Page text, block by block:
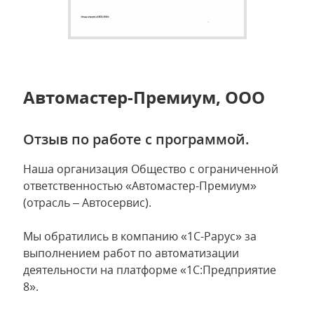
Автомастер-Премиум, ООО
Отзыв по работе с программой.
Наша организация Общество с ограниченной
ответственностью «Автомастер-Премиум»
(отрасль – Автосервис).
Мы обратились в компанию «1С-Рарус» за
выполнением работ по автоматизации
деятельности на платформе «1С:Предприятие
8».